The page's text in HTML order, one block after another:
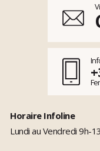
Horaire Infoline
Lundi au Vendredi 9h-